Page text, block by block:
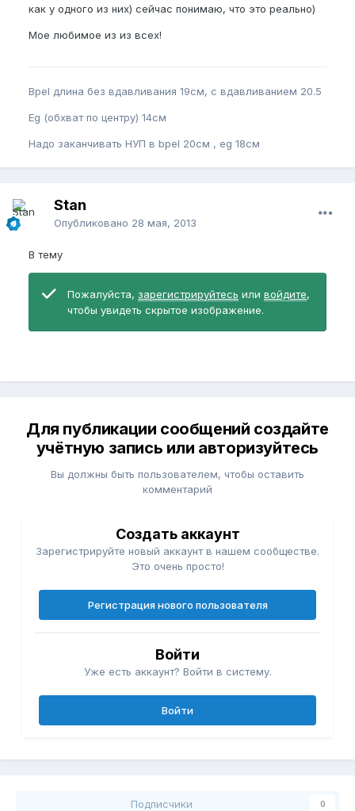
как у одного из них) сейчас понимаю, что это реально)
Мое любимое из из всех!
Bpel длина без вдавливания 19см, с вдавливанием 20.5
Eg (обхват по центру) 14см
Надо заканчивать НУП в bpel 20см , eg 18см
Stan
Опубликовано 28 мая, 2013
В тему
Пожалуйста, зарегистрируйтесь или войдите,
чтобы увидеть скрытое изображение.
Для публикации сообщений создайте
учётную запись или авторизуйтесь
Вы должны быть пользователем, чтобы оставить
комментарий
Создать аккаунт
Зарегистрируйте новый аккаунт в нашем сообществе.
Это очень просто!
Регистрация нового пользователя
Войти
Уже есть аккаунт? Войти в систему.
Войти
Подписчики 0